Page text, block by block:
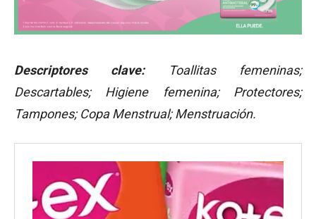
Descriptores clave:Toallitas femeninas;
Descartables; Higiene femenina; Protectores;
Tampones; Copa Menstrual; Menstruación.